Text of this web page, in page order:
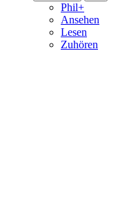
Phil+
Ansehen
Lesen
Zuhören